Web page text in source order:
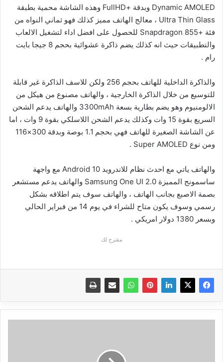
Dynamic AMOLED وبدقة +FullHD وهذه الشاشة محمية بطبقة
Ultra Thin Glass ، معالج الهاتف مميز كذلك فهو ثماني النواه من
فئة +Snapdragon 855 للحصول على افضل اداء لتشغيل الالعاب
والتطبيقات حيث انه كذلك يضم ذاكرة عشوائية بحجم 8 جيجا بايت
رام .
والذاكرة الداخلية للهاتف بحجم 256 ولكن للاسف الذاكرة غير قابلة
للتوسيع من خلال الذاكرة الخارجية ، والهاتف مصنوع من هيكل من
الالومنيوم وهو يضم بطارية بسعة 3300mAh والهاتف يدعم الشحن
السريع بقوة 15 وات وكذلك يدعم الشحن اللاسلكي بقوة 9 وات ، اما
عن الشاشة الصغيرة للهاتف فهي بحجم 1.1 بوصة وبدقة 300×116
ومن نوع Super AMOLED .
والهاتف ياتي مع احدث نظام للاندرويد Android 10 مع واجهة
ساسمونج المميزة Samsung One UI 2.0 والهاتف يدعم مستشعر
بصمة الاصبع بجانب الهاتف ، والهاتف سوف يتم اطلاقه بشكل
رسمي وسوف يكون متاح للشراء في يوم 14 من فبراير الحالي
وبسعر 1380 دولار امريكي .
مقترح لك